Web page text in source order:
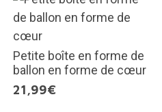
Petite boîte en forme de
ballon en forme de cœur
21,99€